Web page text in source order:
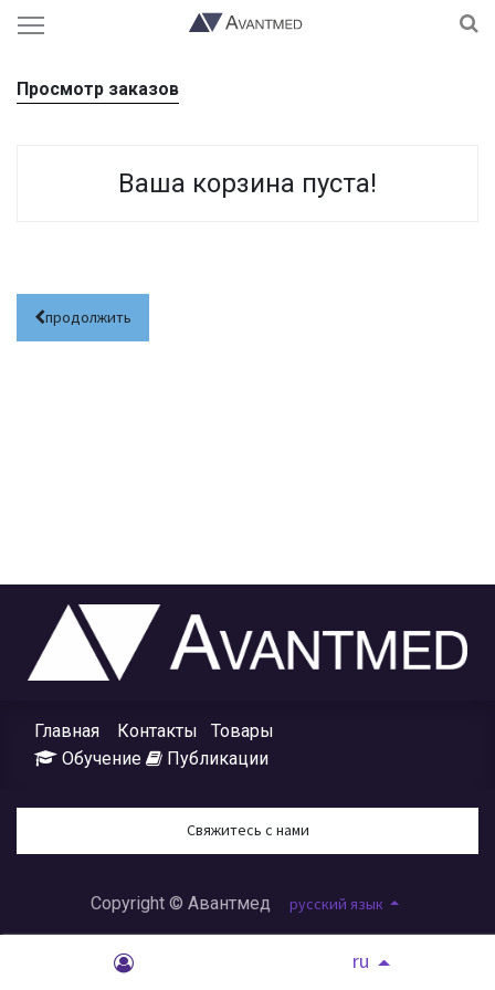
ru
Просмотр заказов
Ваша корзина пуста!
продолжить
Главная Контакты
Товары
Обучение
Публикации
Свяжитесь с нами
Copyright © Авантмед русский язык